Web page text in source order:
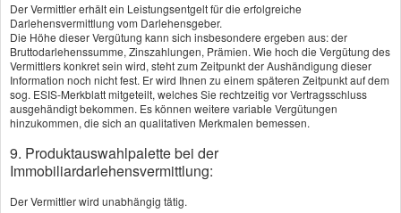
ist, die zuständige Stelle mit.
Ich werde Ihre Beschwerde umfassend prüfen und
mich bemühen, diese schnellstmöglich zu
beantworten. Sollte dies einmal nicht möglich sein,
Verzögerung und darüber, wann die Prüfung
voraussichtlich abgeschlossen sein wird. Auf
Der Vermittler erhält ein Leistungsentgelt für die erfolgreiche
Darlehensvermittlung vom Darlehensgeber.
Die Höhe dieser Vergütung kann sich insbesondere ergeben aus: der
Bruttodarlehenssumme, Zinszahlungen, Prämien. Wie hoch die Vergütung des
Vermittlers konkret sein wird, steht zum Zeitpunkt der Aushändigung dieser
Information noch nicht fest. Er wird Ihnen zu einem späteren Zeitpunkt auf dem
sog. ESIS-Merkblatt mitgeteilt, welches Sie rechtzeitig vor Vertragsschluss
ausgehändigt bekommen. Es können weitere variable Vergütungen
hinzukommen, die sich an qualitativen Merkmalen bemessen.
9. Produktauswahlpalette bei der
Immobiliardarlehensvermittlung:
Der Vermittler wird unabhängig tätig.